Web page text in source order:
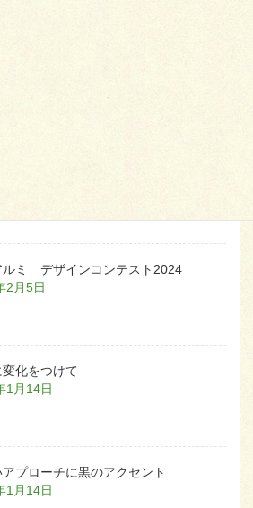
ルミ デザインコンテスト2024
2月5日
変化をつけて
1月14日
プローチに黒のアクセント
1月14日